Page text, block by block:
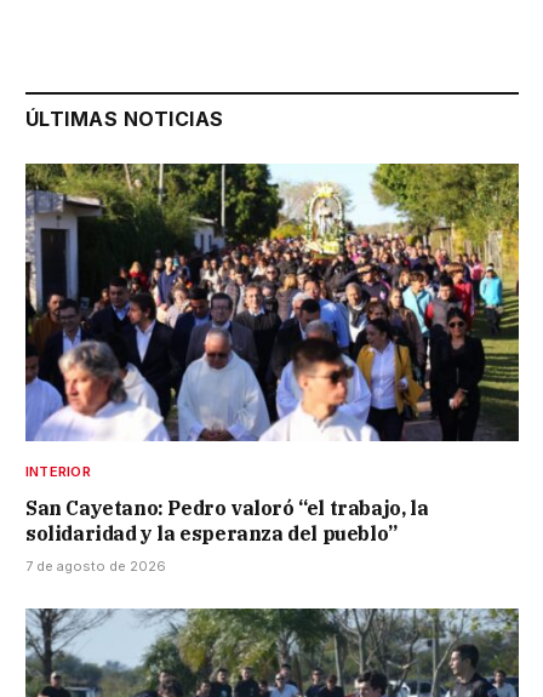
ÚLTIMAS NOTICIAS
INTERIOR
San Cayetano: Pedro valoró “el trabajo, la
solidaridad y la esperanza del pueblo”
7 de agosto de 2026